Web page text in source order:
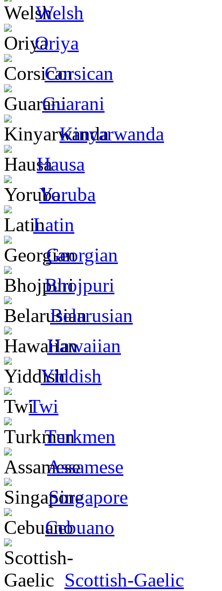
Welsh
Oriya
Corsican
Guarani
Kinyarwanda
Hausa
Yoruba
Latin
Georgian
Bhojpuri
Belarusian
Hawaiian
Yiddish
Twi
Turkmen
Assamese
Singapore
Cebuano
Scottish-Gaelic